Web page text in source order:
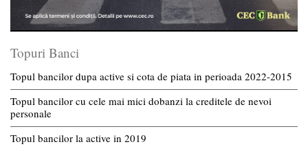
Topuri Banci
Topul bancilor dupa active si cota de piata in perioada 2022-2015
Topul bancilor cu cele mai mici dobanzi la creditele de nevoi
personale
Topul bancilor la active in 2019